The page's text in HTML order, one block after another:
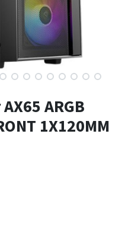
ARGB
1X120MM